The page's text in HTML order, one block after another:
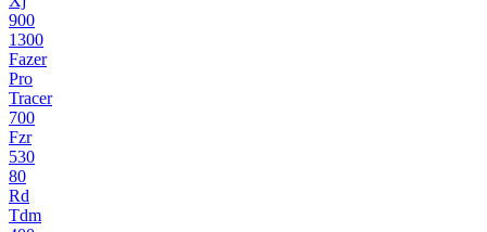
900
1300
Fazer
Pro
Tracer
700
Fzr
530
80
Rd
Tdm